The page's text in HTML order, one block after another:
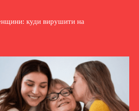
куди вирушити на